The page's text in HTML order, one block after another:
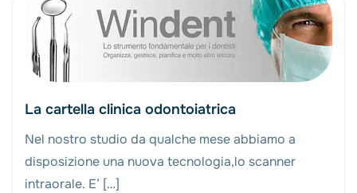
La cartella clinica odontoiatrica
Nel nostro studio da qualche mese abbiamo a
disposizione una nuova tecnologia,lo scanner
intraorale. E’ […]